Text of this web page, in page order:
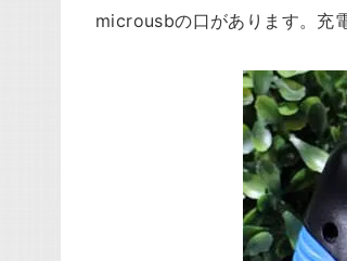
microusbの口があります。充